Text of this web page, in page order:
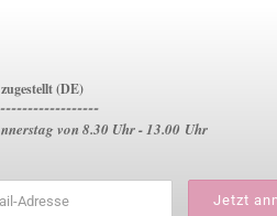
(DE)
von 8.30 Uhr - 13.00 Uhr